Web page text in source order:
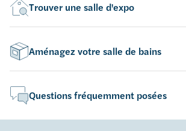
Trouver une salle d'expo
Aménagez votre salle de bains
Questions fréquemment posées